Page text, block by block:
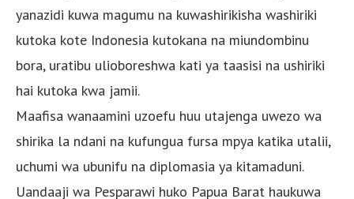
yanazidi kuwa magumu na kuwashirikisha washiriki
kutoka kote Indonesia kutokana na miundombinu
bora, uratibu ulioboreshwa kati ya taasisi na ushiriki
hai kutoka kwa jamii.
Maafisa wanaamini uzoefu huu utajenga uwezo wa
shirika la ndani na kufungua fursa mpya katika utalii,
uchumi wa ubunifu na diplomasia ya kitamaduni.
Uandaaji wa Pesparawi huko Papua Barat haukuwa